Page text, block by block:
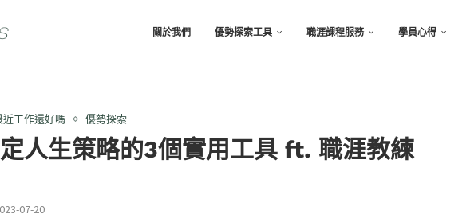
關於我們 優勢探索工具 職涯課程服務 學員心得
近工作還好嗎 優勢探索
人生策略的3個實用工具 ft. 職涯教練
07-20